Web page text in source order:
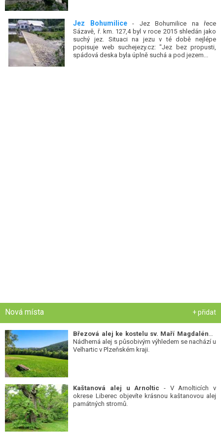
Jez Bohumilice- Jez Bohumilice na řece
Sázavě, ř. km. 127,4 byl v roce 2015 shledán jako
suchý jez. Situaci na jezu v té době nejlépe
popisuje web suchejezy.cz: "Jez bez propusti,
spádová deska byla úplně suchá a pod jezem...
Nová místa + přidat
Nádherná alej s působivým výhledem se nachází u
Velhartic v Plzeňském kraji.
Kaštanová alej u Arnoltic - V Arnolticích v
okrese Liberec objevíte krásnou kaštanovou alej
památných stromů.